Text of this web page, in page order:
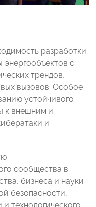
разработки
энергообъектов с
трендов,
вызовов. Особое
устойчивого
к внешним и
и
сообщества в
бизнеса и науки
безопасности,
технологического